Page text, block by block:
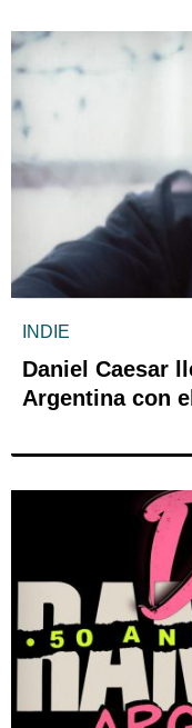
INDIE
Daniel Caesar
Argentina con